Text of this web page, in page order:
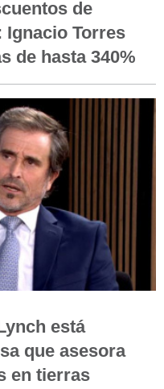
de
Ignacio Torres
de hasta 340%
está
que asesora
en tierras